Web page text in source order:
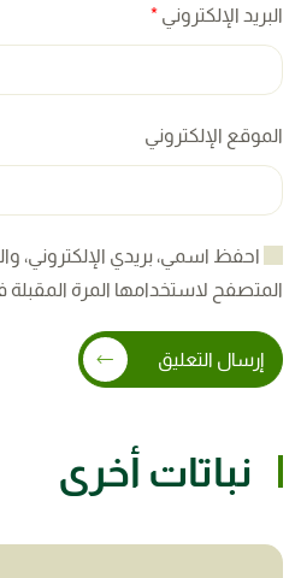
البريد الإلكتروني *
الموقع الإلكتروني
احفظ اسمي، بريدي الإلكتروني،
المتصفح لاستخدامها المرة المقبلة
إرسال التعليق
نباتات أخرى